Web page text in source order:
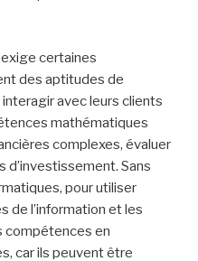
d’individus. Une écoute
Les courtiers les
les tendances de
sur les transactions les
minutieuse,
des analyses.
comprendre les